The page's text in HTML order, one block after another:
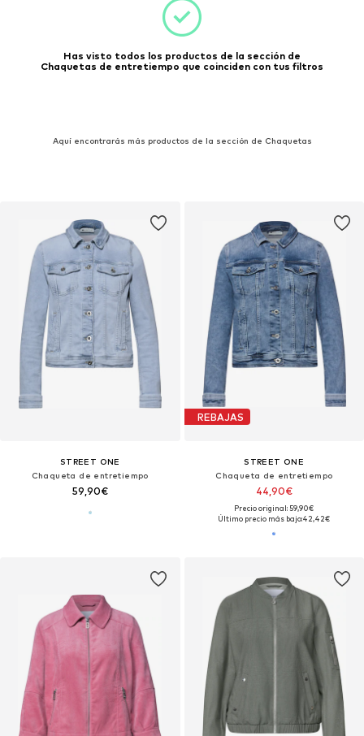
Has visto todos los productos de la sección de
Chaquetas de entretiempo que coinciden con tus filtros
Aquí encontrarás más productos de la sección de Chaquetas
STREET ONE
Chaqueta de entretiempo
59,90€
REBAJAS
STREET ONE
Chaqueta de entretiempo
44,90€
Precio original: 59,90€
Último precio más bajo:42,42€